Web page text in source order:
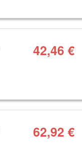
42,46 €
62,92 €